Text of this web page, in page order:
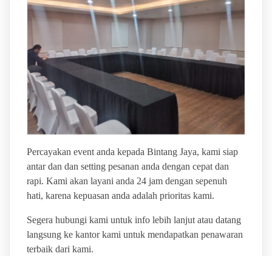
Percayakan event anda kepada Bintang Jaya, kami siap
antar dan dan setting pesanan anda dengan cepat dan
rapi. Kami akan layani anda 24 jam dengan sepenuh
hati, karena kepuasan anda adalah prioritas kami.
Segera hubungi kami untuk info lebih lanjut atau datang
langsung ke kantor kami untuk mendapatkan penawaran
terbaik dari kami.